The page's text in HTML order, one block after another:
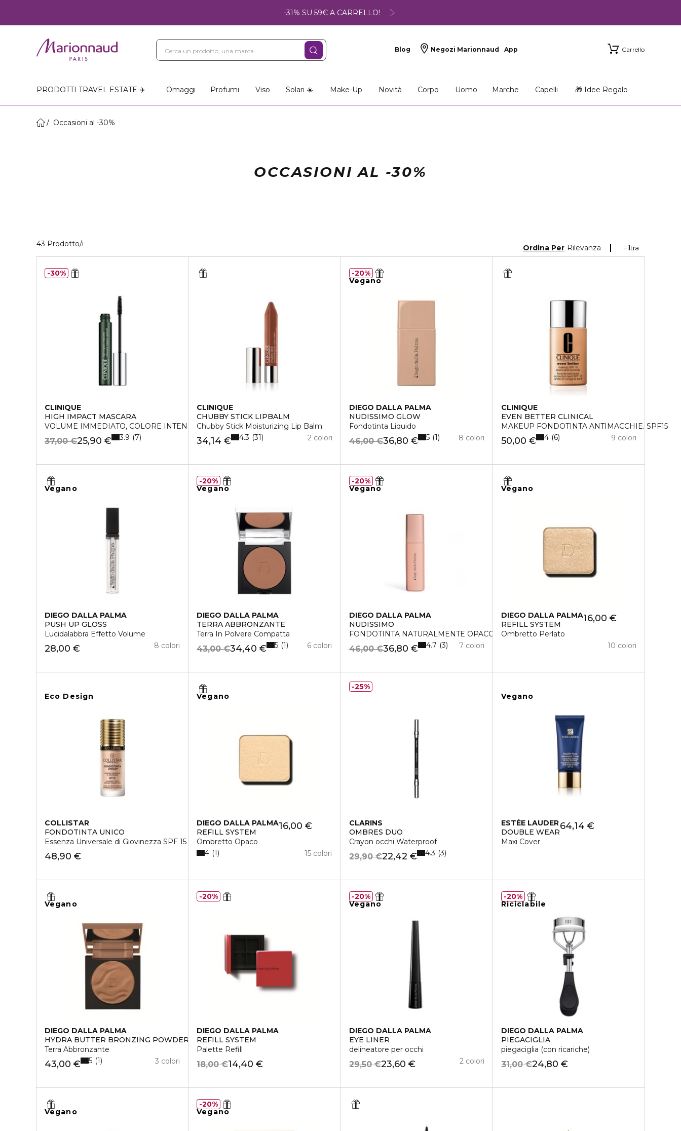
-31% SU 59€ A CARRELLO!
Blog Negozi Marionnaud App Carrello
PRODOTTI TRAVEL ESTATE ✈️ Omaggi Profumi Viso Solari ☀️ Make-Up Novità Corpo Uomo Marche Capelli 🎁 Idee Regalo
Occasioni al -30%
OCCASIONI AL -30%
43 Prodotto/i Filtra
Ordina Per Rilevanza
CLINIQUE
HIGH IMPACT MASCARA
VOLUME IMMEDIATO, COLORE INTENSO
25,90 €
37,00 € 3.9 7
30%
CLINIQUE
CHUBBY STICK LIPBALM
Chubby Stick Moisturizing Lip Balm
34,14 € 2 colori
4.3 31
Vegano
DIEGO DALLA PALMA
NUDISSIMO GLOW
Fondotinta Liquido
36,80 €
46,00 € 8 colori
5 1
20%
CLINIQUE
EVEN BETTER CLINICAL
MAKEUP FONDOTINTA ANTIMACCHIE. SPF15
50,00 € 9 colori
4 6
Vegano
DIEGO DALLA PALMA
PUSH UP GLOSS
Lucidalabbra Effetto Volume
28,00 € 8 colori
Vegano
DIEGO DALLA PALMA
TERRA ABBRONZANTE
Terra In Polvere Compatta
34,40 €
43,00 € 6 colori
5 1
20%
Vegano
DIEGO DALLA PALMA
NUDISSIMO
FONDOTINTA NATURALMENTE OPACO
36,80 €
46,00 € 7 colori
4.7 3
20%
Vegano
DIEGO DALLA PALMA
REFILL SYSTEM
Ombretto Perlato
16,00 €
10 colori
Eco Design
COLLISTAR
FONDOTINTA UNICO
Essenza Universale di Giovinezza SPF 15
48,90 €
Vegano
DIEGO DALLA PALMA
REFILL SYSTEM
Ombretto Opaco
16,00 €
15 colori
4 1
CLARINS
OMBRES DUO
Crayon occhi Waterproof
22,42 €
29,90 € 4.3 3
25%
Vegano
ESTÉE LAUDER
DOUBLE WEAR
Maxi Cover
64,14 €
Vegano
DIEGO DALLA PALMA
HYDRA BUTTER BRONZING POWDER
Terra Abbronzante
43,00 € 3 colori
5 1
DIEGO DALLA PALMA
REFILL SYSTEM
Palette Refill
14,40 €
18,00 €
20%
Vegano
DIEGO DALLA PALMA
EYE LINER
delineatore per occhi
23,60 €
29,50 € 2 colori
20%
Riciclabile
DIEGO DALLA PALMA
PIEGACIGLIA
piegaciglia (con ricariche)
24,80 €
31,00 €
20%
Vegano Vegano
20%